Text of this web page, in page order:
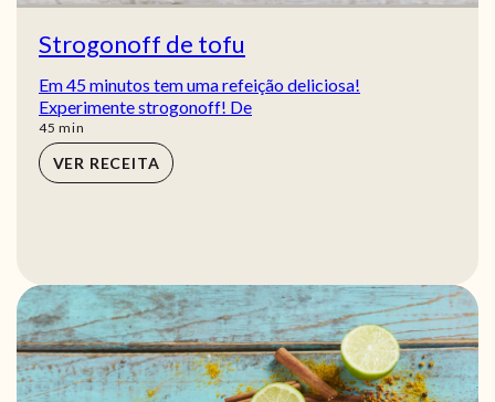
Strogonoff de tofu
Em 45 minutos tem uma refeição deliciosa!
Experimente strogonoff! De
45 min
min
VER RECEITA